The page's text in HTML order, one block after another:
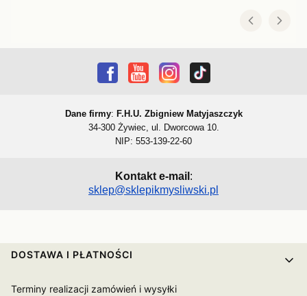
Dane firmy: F.H.U. Zbigniew Matyjaszczyk
34-300 Żywiec, ul. Dworcowa 10.
NIP: 553-139-22-60
Kontakt e-mail :
sklep@sklepikmysliwski.pl
Linki w stopce
DOSTAWA I PŁATNOŚCI
Terminy realizacji zamówień i wysyłki